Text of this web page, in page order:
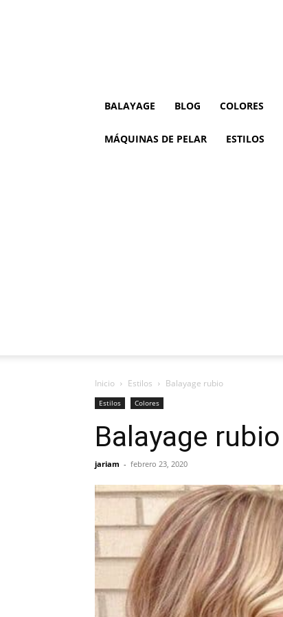
BALAYAGE BLOG COLORES
MÁQUINAS DE PELAR ESTILOS
Inicio Estilos Balayage rubio
Estilos Colores
Balayage rubio
jariam - febrero 23, 2020